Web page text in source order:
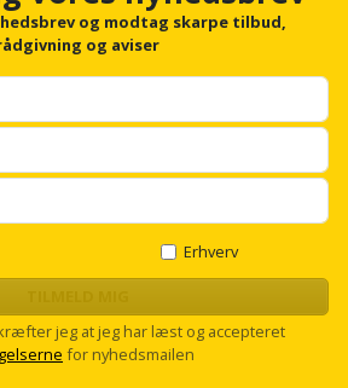
og modtag skarpe tilbud,
og aviser
Erhverv
jeg at jeg har læst og accepteret
for nyhedsmailen